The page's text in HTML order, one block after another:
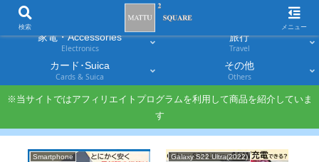
家電・Accessories
Electronics
旅行
Travel
カード･Suica
Cards & Suica
その他
Others
※当サイトではアフィリエイトプログラムを利用して商品を紹介していま
す
Smartphone Galaxy S22 Ultra(2022)
検索 メニュー